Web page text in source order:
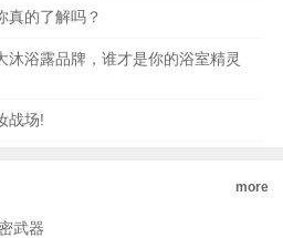
真的了解吗？
沐浴露品牌，谁才是你的浴室精灵
战场!
more
武器